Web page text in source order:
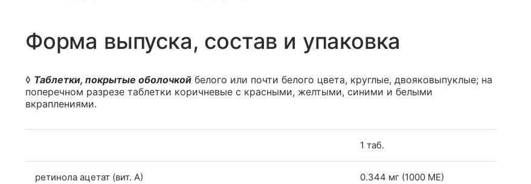
Форма выпуска, состав и упаковка
◊ Таблетки, покрытые оболочкой белого или почти белого цвета, круглые, двояковыпуклые; на
поперечном разрезе таблетки коричневые с красными, желтыми, синими и белыми
вкраплениями.
1 таб.
ретинола ацетат (вит. А) 0.344 мг (1000 МЕ)